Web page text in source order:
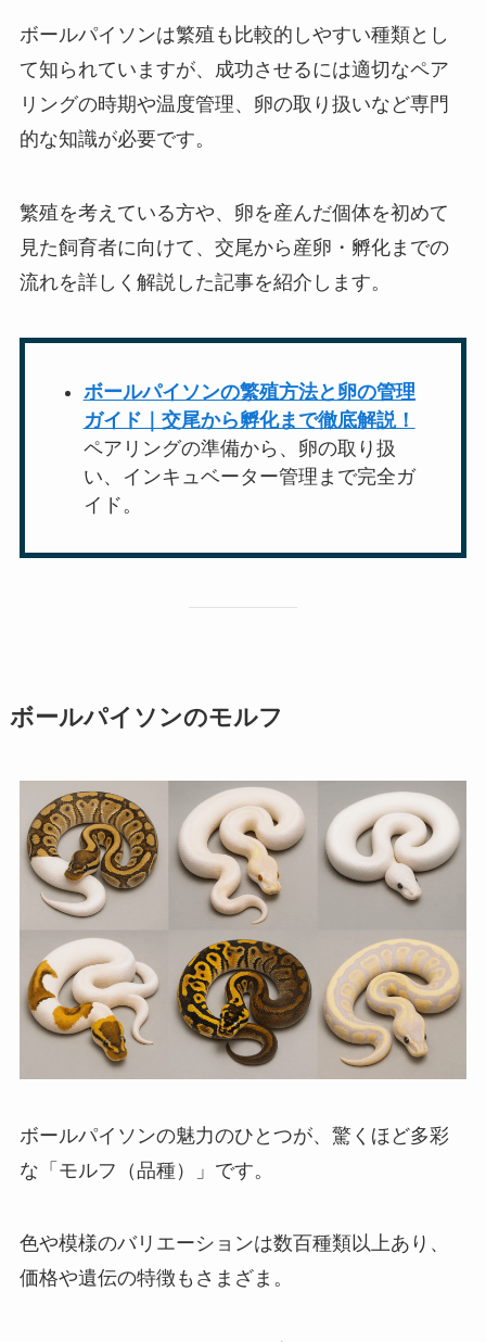
ボールパイソンは繁殖も比較的しやすい種類とし
て知られていますが、成功させるには適切なペア
リングの時期や温度管理、卵の取り扱いなど専門
的な知識が必要です。
繁殖を考えている方や、卵を産んだ個体を初めて
見た飼育者に向けて、交尾から産卵・孵化までの
流れを詳しく解説した記事を紹介します。
ボールパイソンの繁殖方法と卵の管理
ガイド｜交尾から孵化まで徹底解説！
ペアリングの準備から、卵の取り扱
い、インキュベーター管理まで完全ガ
イド。
ボールパイソンのモルフ
ボールパイソンの魅力のひとつが、驚くほど多彩
な「モルフ（品種）」です。
色や模様のバリエーションは数百種類以上あり、
価格や遺伝の特徴もさまざま。